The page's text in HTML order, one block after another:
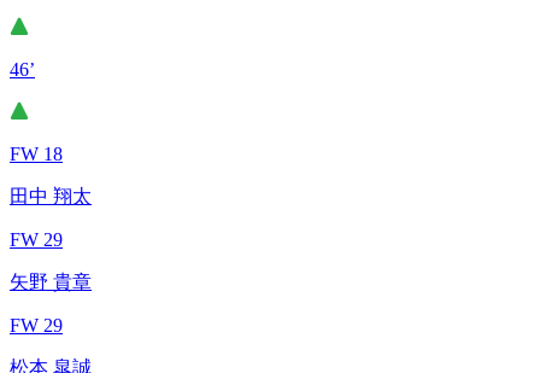
46’
FW 18
田中 翔太
FW 29
矢野 貴章
FW 29
松本 皐誠